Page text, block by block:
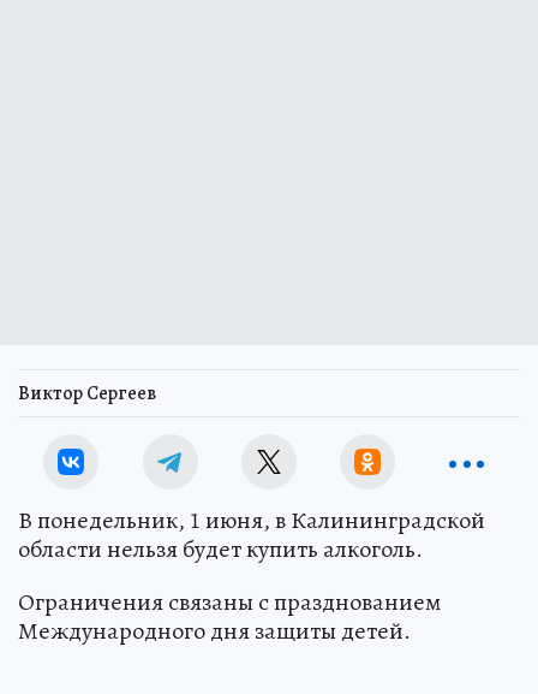
Виктор Сергеев
В понедельник, 1 июня, в Калининградской
области нельзя будет купить алкоголь.
Ограничения связаны с празднованием
Международного дня защиты детей.